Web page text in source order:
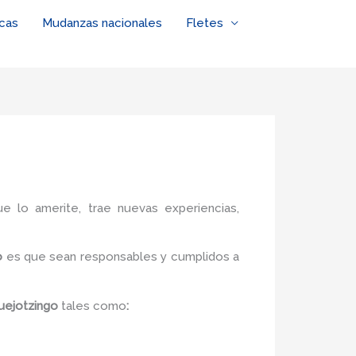
Mudanzas nacionales Fletes
lo amerite, trae nuevas experiencias,
es que sean responsables y cumplidos a
tales como: